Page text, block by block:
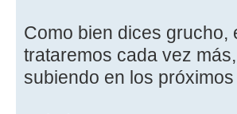
Como bien dices grucho,
trataremos cada vez
subiendo en los